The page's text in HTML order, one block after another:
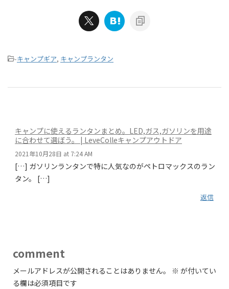
-キャンプギア, キャンプランタン
キャンプに使えるランタンまとめ。LED,ガス,ガソリンを用途
に合わせて選ぼう。 | LeveColleキャンプアウトドア
2021年10月28日 at 7:24 AM
[…] ガソリンランタンで特に人気なのがペトロマックスのラン
タン。 […]
返信
comment
メールアドレスが公開されることはありません。 ※ が付いてい
る欄は必須項目です